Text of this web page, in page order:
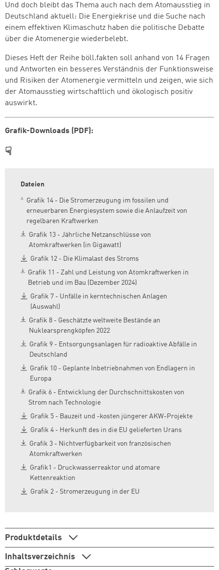
Und doch bleibt das Thema auch nach dem Atomausstieg in
Deutschland aktuell: Die Energiekrise und die Suche nach
einem effektiven Klimaschutz haben die politische Debatte
über die Atomenergie wiederbelebt.
Dieses Heft der Reihe böll.fakten soll anhand von 14 Fragen
und Antworten ein besseres Verständnis der Funktionsweise
und Risiken der Atomenergie vermitteln und zeigen, wie sich
der Atomausstieg wirtschaftlich und ökologisch positiv
auswirkt.
Grafik-Downloads (PDF):
☟
Dateien
Grafik 14 - Die Stromerzeugung im fossilen und
erneuerbaren Energiesystem sowie die Anlaufzeit von
regelbaren Kraftwerken
Grafik 13 - Jährliche Netzanschlüsse von
Atomkraftwerken (in Gigawatt)
Grafik 12 - Die Klimalast des Stroms
Grafik 11 - Zahl und Leistung von Atomkraftwerken in
Betrieb und im Bau (Dezember 2024)
Grafik 7 - Unfälle in kerntechnischen Anlagen
(Auswahl)
Grafik 8 - Geschätzte weltweite Bestände an
Nuklearsprengköpfen 2022
Grafik 9 - Entsorgungsanlagen für radioaktive Abfälle in
Deutschland
Grafik 10 - Geplante Inbetriebnahmen von Endlagern in
Europa
Grafik 6 - Entwicklung der Durchschnittskosten von
Strom nach Technologie
Grafik 5 - Bauzeit und -kosten jüngerer AKW-Projekte
Grafik 4 - Herkunft des in die EU gelieferten Urans
Grafik 3 - Nichtverfügbarkeit von französischen
Atomkraftwerken
Grafik1 - Druckwasserreaktor und atomare
Kettenreaktion
Grafik 2 - Stromerzeugung in der EU
Produktdetails
Inhaltsverzeichnis
Zum Warenkorb
weiter lesen Zum Warenkorb